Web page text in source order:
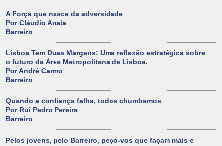
A Força que nasce da adversidade
Por Cláudio Anaia
Barreiro
Lisboa Tem Duas Margens: Uma reflexão estratégica sobre
o futuro da Área Metropolitana de Lisboa.
Por André Carmo
Barreiro
Quando a confiança falha, todos chumbamos
Por Rui Pedro Pereira
Barreiro
Pelos jovens, pelo Barreiro, peço-vos que façam mais e